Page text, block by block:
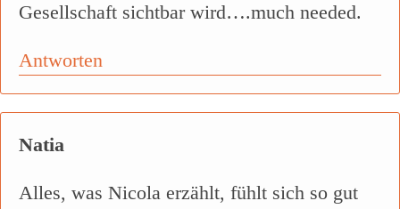
Gesellschaft sichtbar wird….much needed.
Antworten
Natia
Alles, was Nicola erzählt, fühlt sich so gut